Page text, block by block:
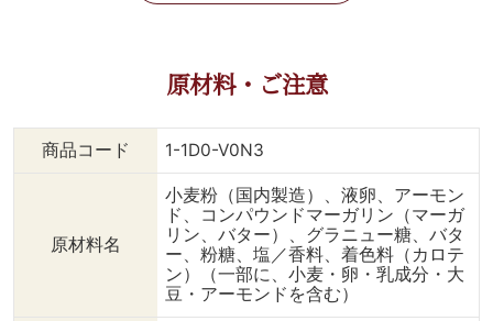
原材料・ご注意
商品コード 1-1D0-V0N3
原材料名
小麦粉（国内製造）、液卵、アーモン
ド、コンパウンドマーガリン（マーガ
リン、バター）、グラニュー糖、バタ
ー、粉糖、塩／香料、着色料（カロテ
ン）（一部に、小麦・卵・乳成分・大
豆・アーモンドを含む）